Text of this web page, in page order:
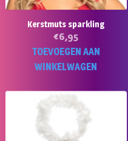
Kerstmuts sparkling
€6,95
TOEVOEGEN AAN
WINKELWAGEN